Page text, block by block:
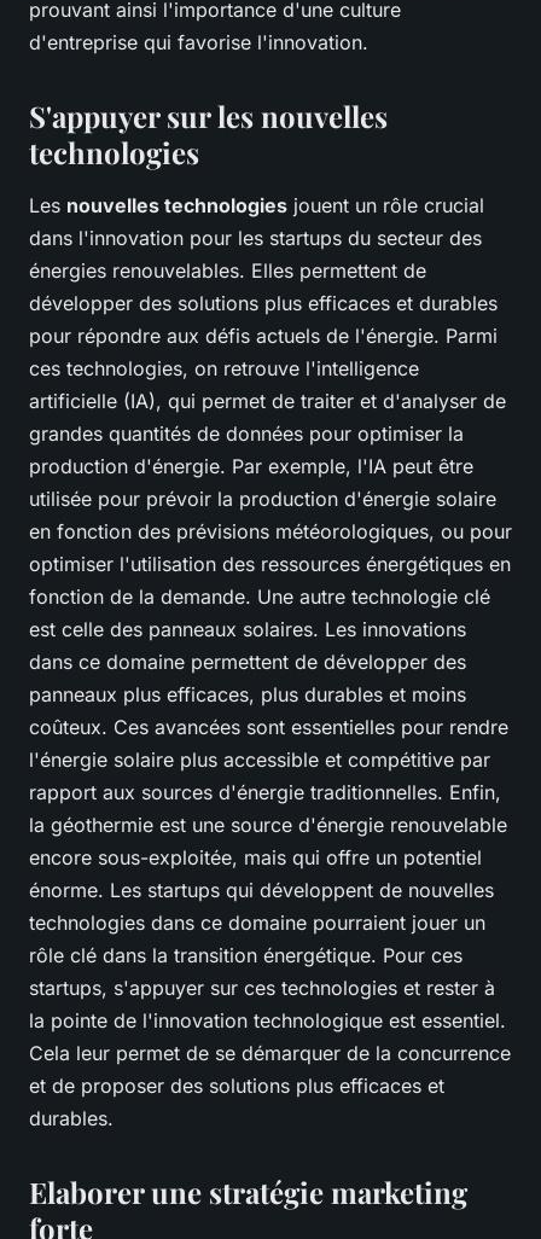
prouvant ainsi l'importance d'une culture
d'entreprise qui favorise l'innovation.
S'appuyer sur les nouvelles
technologies
Les nouvelles technologies jouent un rôle crucial
dans l'innovation pour les startups du secteur des
énergies renouvelables. Elles permettent de
développer des solutions plus efficaces et durables
pour répondre aux défis actuels de l'énergie. Parmi
ces technologies, on retrouve l'intelligence
artificielle (IA), qui permet de traiter et d'analyser de
grandes quantités de données pour optimiser la
production d'énergie. Par exemple, l'IA peut être
utilisée pour prévoir la production d'énergie solaire
en fonction des prévisions météorologiques, ou pour
optimiser l'utilisation des ressources énergétiques en
fonction de la demande. Une autre technologie clé
est celle des panneaux solaires. Les innovations
dans ce domaine permettent de développer des
panneaux plus efficaces, plus durables et moins
coûteux. Ces avancées sont essentielles pour rendre
l'énergie solaire plus accessible et compétitive par
rapport aux sources d'énergie traditionnelles. Enfin,
la géothermie est une source d'énergie renouvelable
encore sous-exploitée, mais qui offre un potentiel
énorme. Les startups qui développent de nouvelles
technologies dans ce domaine pourraient jouer un
rôle clé dans la transition énergétique. Pour ces
startups, s'appuyer sur ces technologies et rester à
la pointe de l'innovation technologique est essentiel.
Cela leur permet de se démarquer de la concurrence
et de proposer des solutions plus efficaces et
durables.
Elaborer une stratégie marketing
forte